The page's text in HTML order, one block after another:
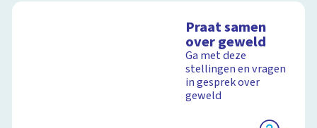
Praat samen
over geweld
Ga met deze
stellingen en vragen
in gesprek over
geweld